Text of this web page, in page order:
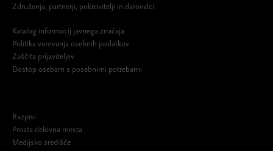
Združenja, partnerji, pokrovitelji in darovalci
Katalog informacij javnega značaja
Politika varovanja osebnih podatkov
Zaščita prijaviteljev
Dostop osebam s posebnimi potrebami
Razpisi
Prosta delovna mesta
Medijsko središče